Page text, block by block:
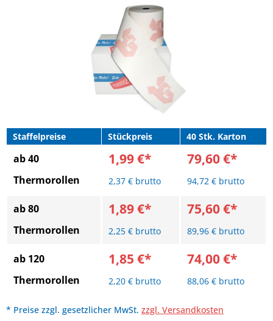
Staffelpreise Stückpreis 40 Stk. Karton
ab 40
Thermorollen
1,99 €*
2,37 € brutto
79,60 €*
94,72 € brutto
ab 80
Thermorollen
1,89 €*
2,25 € brutto
75,60 €*
89,96 € brutto
ab 120
Thermorollen
1,85 €*
2,20 € brutto
74,00 €*
88,06 € brutto
* Preise zzgl. gesetzlicher MwSt. zzgl. Versandkosten